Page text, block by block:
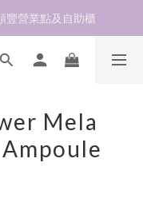
寄至澳門🇲🇴及台灣🇹🇼
寄至澳門🇲🇴及台灣🇹🇼
落單後約7～14天收貨
寄至澳門🇲🇴及台灣🇹🇼
Mela